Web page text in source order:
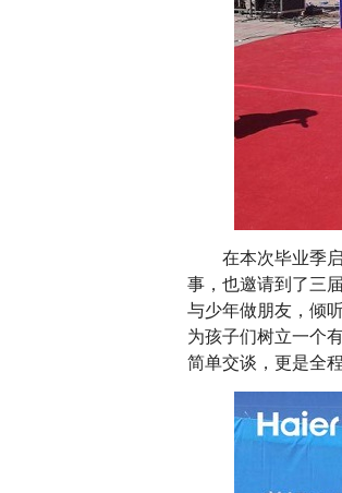
在本次毕业季启
事，也邀请到了三
与少年做朋友，倾
为孩子们树立一个
简单交谈，更是全